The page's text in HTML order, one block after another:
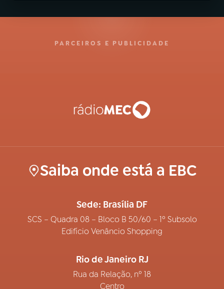
PARCEIROS E PUBLICIDADE
Saiba onde está a EBC
Sede: Brasília DF
SCS – Quadra 08 – Bloco B 50/60 – 1º Subsolo
Edifício Venâncio Shopping
Rio de Janeiro RJ
Rua da Relação, nº 18
Centro